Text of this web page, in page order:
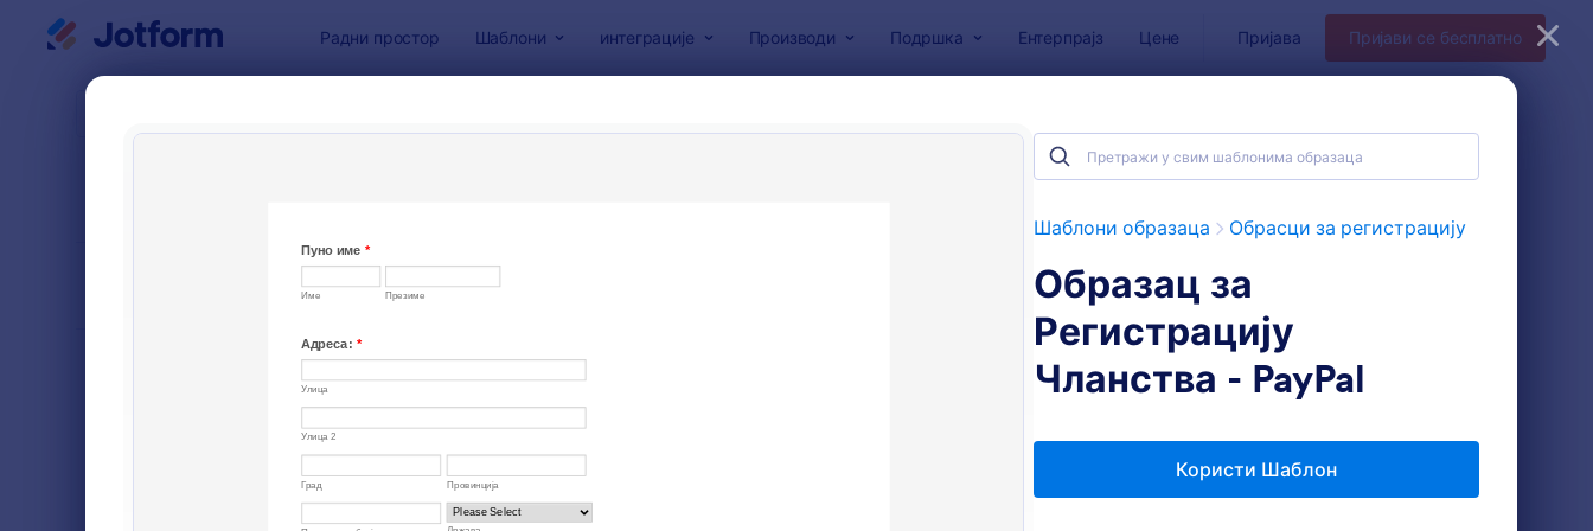
Радни простор Шаблони интеграције Производи Подршка Ентерпрајз Цене Пријава Пријави се бесплатно
Шаблони образаца Обрасци за регистрацију
Образац за
Регистрацију
Чланства - PayPal
Користи Шаблон
Обрасци за регистрацију чланова
: Образац за Регистрацију Чланства PayPal
Classic
Обрасци за наручивање
Обрасци за регистрацију